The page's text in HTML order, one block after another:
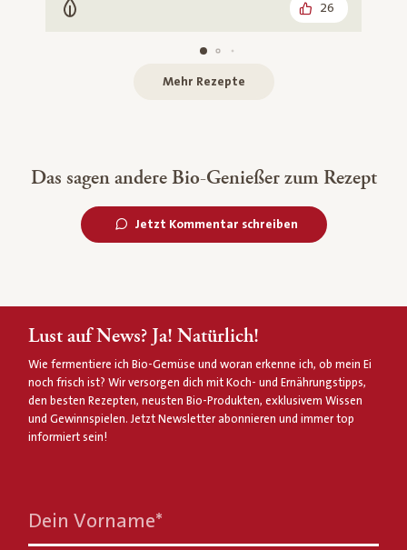
Vegetarisch 26
Mehr Rezepte
Das sagen andere Bio-Genießer zum Rezept
Jetzt Kommentar schreiben
Lust auf News? Ja! Natürlich!
Wie fermentiere ich Bio-Gemüse und woran erkenne ich, ob mein Ei
noch frisch ist? Wir versorgen dich mit Koch- und Ernährungstipps,
den besten Rezepten, neusten Bio-Produkten, exklusivem Wissen
und Gewinnspielen. Jetzt Newsletter abonnieren und immer top
informiert sein!
Dein Vorname*